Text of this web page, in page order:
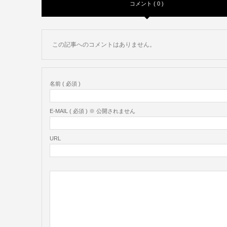
コメント ( 0 )
この記事へのコメントはありません。
名前 ( 必須 )
E-MAIL ( 必須 ) ※ 公開されません
URL